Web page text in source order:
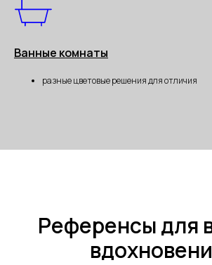
Ванные комнаты
разные цветовые решения для отличия
Референсы для